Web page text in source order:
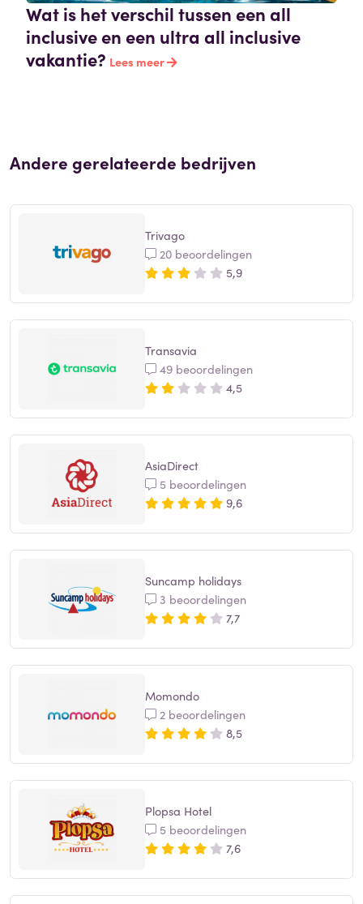
Wat is het verschil tussen een all
inclusive en een ultra all inclusive
vakantie? Lees meer
Andere gerelateerde bedrijven
Trivago
20 beoordelingen
5,9
Transavia
49 beoordelingen
4,5
AsiaDirect
5 beoordelingen
9,6
Suncamp holidays
3 beoordelingen
7,7
Momondo
2 beoordelingen
8,5
Plopsa Hotel
5 beoordelingen
7,6